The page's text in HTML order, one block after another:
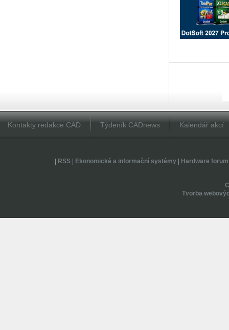
Kontakty redakce CAD Týdeník CADnews Kalendář akcí
RSS| Ekonomické a informační systémy| Hardware forum
Tvorba